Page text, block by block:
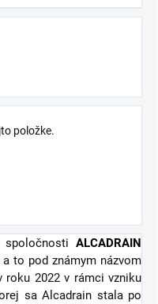
položke.
spoločnosti ALCADRAIN
to pod známym názvom
roku 2022 v rámci vzniku
sa Alcadrain stala po